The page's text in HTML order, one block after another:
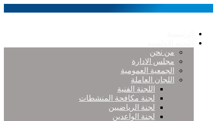
من نحن
مجلس الادارة
الجمعية العمومية
اللجان العاملة
اللجنة الفنية
لجنة مكافحة المنشطات
لجنة الرياضيين
لجنة الواعدين